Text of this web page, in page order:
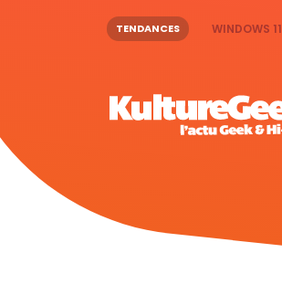
TENDANCES WINDOWS 11